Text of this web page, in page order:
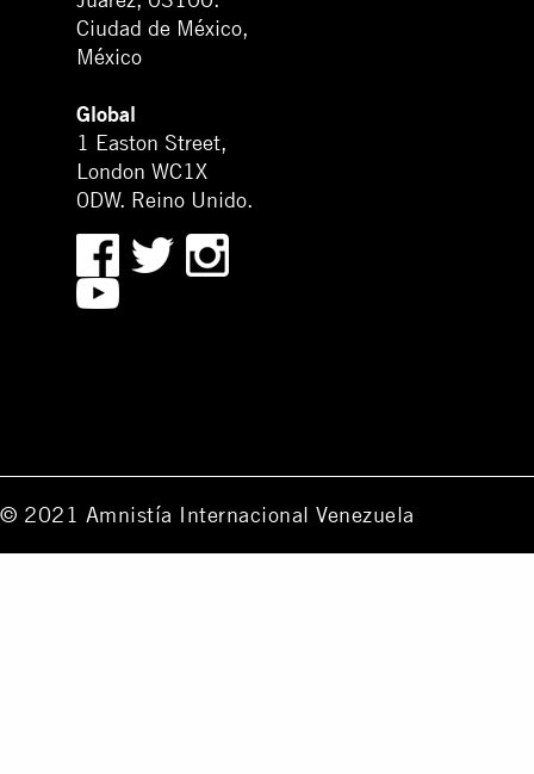
Ciudad de México,
México
Global
1 Easton Street,
London WC1X
0DW. Reino Unido.
© 2021 Amnistía Internacional Venezuela